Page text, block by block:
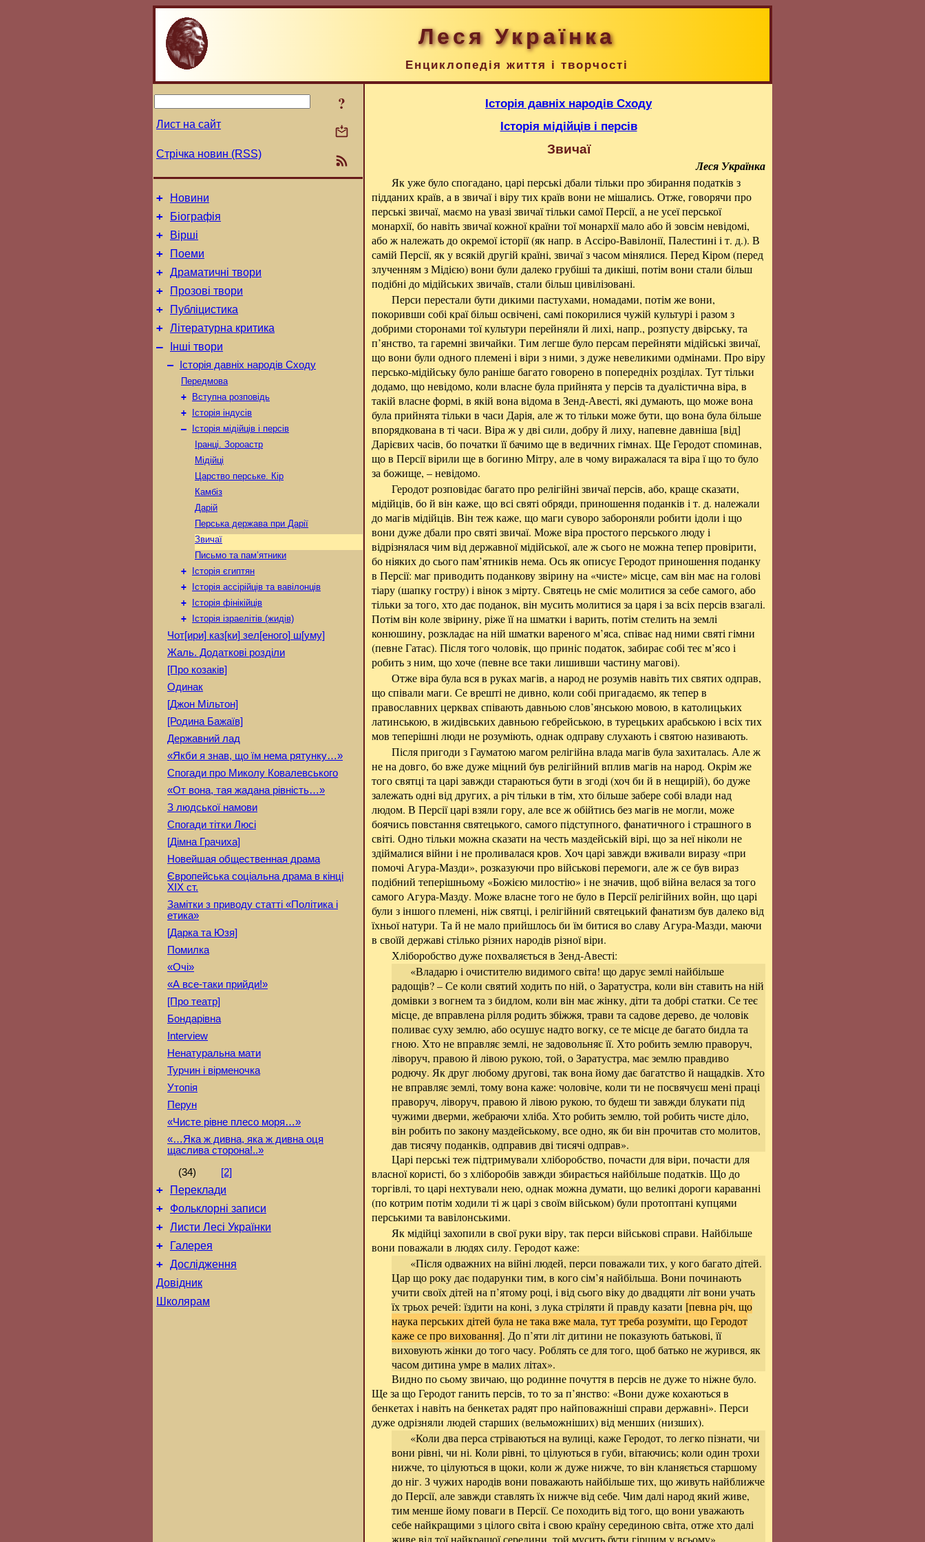
Леся Українка
Енциклопедія життя і творчості
?
Лист на сайт
Стрічка новин (RSS)
+ Новини
+ Біографія
+ Вірші
+ Поеми
+ Драматичні твори
+ Прозові твори
+ Публіцистика
+ Літературна критика
–
Інші твори
–
Історія давніх народів Сходу
Передмова
+
Вступна розповідь
+
Історія індусів
–
Історія мідійців і персів
Іранці. Зороастр
Мідійці
Царство перське. Кір
Камбіз
Дарій
Перська держава при Дарії
Звичаї
Письмо та пам’ятники
+
Історія єгиптян
+
Історія ассірійців та вавілонців
+
Історія фінікійців
+
Історія ізраелітів (жидів)
Чот[ири] каз[ки] зел[еного] ш[уму]
Жаль. Додаткові розділи
[Про козаків]
Одинак
[Джон Мільтон]
[Родина Бажаїв]
Державний лад
«Якби я знав, що їм нема рятунку…»
Спогади про Миколу Ковалевського
«От вона, тая жадана рівність…»
З людської намови
Спогади тітки Люсі
[Дімна Грачиха]
Новейшая общественная драма
Європейська соціальна драма в кінці
XIX ст.
Замітки з приводу статті «Політика і
етика»
[Дарка та Юзя]
Помилка
«Очі»
«А все-таки прийди!»
[Про театр]
Бондарівна
Interview
Ненатуральна мати
Турчин і вірменочка
Утопія
Перун
«Чисте рівне плесо моря…»
«…Яка ж дивна, яка ж дивна оця
щаслива сторона!..»
(34)
[2]
+ Переклади
+ Фольклорні записи
+ Листи Лесі Українки
+ Галерея
+ Дослідження
Довідник
Школярам
Історія давніх народів Сходу
Історія мідійців і персів
Звичаї
Леся Українка
Як уже було спогадано, царі перські дбали тільки про збирання податків з
підданих країв, а в звичаї і віру тих країв вони не мішались. Отже, говорячи про
перські звичаї, маємо на увазі звичаї тільки самої Персії, а не усеї перської
монархії, бо навіть звичаї кожної країни тої монархії мало або й зовсім невідомі,
або ж належать до окремої історії (як напр. в Ассіро-Вавілонії, Палестині і т. д.). В
самій Персії, як у всякій другій країні, звичаї з часом мінялися. Перед Кіром (перед
злученням з Мідією) вони були далеко грубіші та дикіші, потім вони стали більш
подібні до мідійських звичаїв, стали більш цивілізовані.
Перси перестали бути дикими пастухами, номадами, потім же вони,
покоривши собі краї більш освічені, самі покорилися чужій культурі і разом з
добрими сторонами тої культури перейняли й лихі, напр., розпусту двірську, та
п’янство, та гаремні звичайки. Тим легше було персам перейняти мідійські звичаї,
що вони були одного племені і віри з ними, з дуже невеликими одмінами. Про віру
персько-мідійську було раніше багато говорено в попередніх розділах. Тут тільки
додамо, що невідомо, коли власне була прийнята у персів та дуалістична віра, в
такій власне формі, в якій вона відома в Зенд-Авесті, які думають, що може вона
була прийнята тільки в часи Дарія, але ж то тільки може бути, що вона була більше
впорядкована в ті часи. Віра ж у дві сили, добру й лиху, напевне давніша [від]
Дарієвих часів, бо початки її бачимо ще в ведичних гімнах. Ще Геродот споминав,
що в Персії вірили ще в богиню Мітру, але в чому виражалася та віра ї що то було
за божище, – невідомо.
Геродот розповідає багато про релігійні звичаї персів, або, краще сказати,
мідійців, бо й він каже, що всі святі обряди, приношення поданків і т. д. належали
до магів мідійців. Він теж каже, що маги суворо забороняли робити ідоли і що
вони дуже дбали про святі звичаї. Може віра простого перського люду і
відрізнялася чим від державної мідійської, але ж сього не можна тепер провірити,
бо ніяких до сього пам’ятників нема. Ось як описує Геродот приношення поданку
в Персії: маг приводить поданкову звірину на «чисте» місце, сам він має на голові
тіару (шапку гостру) і вінок з мірту. Святець не сміє молитися за себе самого, або
тільки за того, хто дає поданок, він мусить молитися за царя і за всіх персів взагалі.
Потім він коле звірину, ріже її на шматки і варить, потім стелить на землі
конюшину, розкладає на ній шматки вареного м’яса, співає над ними святі гімни
(певне Гатас). Після того чоловік, що приніс податок, забирає собі теє м’ясо і
робить з ним, що хоче (певне все таки лишивши частину магові).
Отже віра була вся в руках магів, а народ не розумів навіть тих святих одправ,
що співали маги. Се врешті не дивно, коли собі пригадаємо, як тепер в
православних церквах співають давньою слов’янською мовою, в католицьких
латинською, в жидівських давньою гебрейською, в турецьких арабською і всіх тих
мов теперішні люди не розуміють, однак одправу слухають і святою називають.
Після пригоди з Гауматою магом релігійна влада магів була захиталась. Але ж
не на довго, бо вже дуже міцний був релігійний вплив магів на народ. Окрім же
того святці та царі завжди стараються бути в згоді (хоч би й в нещирій), бо дуже
залежать одні від других, а річ тільки в тім, хто більше забере собі влади над
людом. В Персії царі взяли гору, але все ж обійтись без магів не могли, може
боячись повстання святецького, самого підступного, фанатичного і страшного в
світі. Одно тільки можна сказати на честь маздейській вірі, що за неї ніколи не
здіймалися війни і не проливалася кров. Хоч царі завжди вживали виразу «при
помочі Агура-Мазди», розказуючи про військові перемоги, але ж се був вираз
подібний теперішньому «Божією милостію» і не значив, щоб війна велася за того
самого Aгypa-Мазду. Може власне того не було в Персії релігійних войн, що царі
були з іншого племені, ніж святці, і релігійний святецький фанатизм був далеко від
їхньої натури. Та й не мало прийшлось би їм битися во славу Агура-Мазди, маючи
в своїй державі стілько різних народів різної віри.
Хліборобство дуже похваляється в Зенд-Авесті:
«Владарю і очистителю видимого світа! що дарує землі найбільше
радощів? – Се коли святий ходить по ній, о Заратустра, коли він ставить на ній
домівки з вогнем та з бидлом, коли він має жінку, діти та добрі статки. Се теє
місце, де вправлена рілля родить збіжжя, трави та садове дерево, де чоловік
поливає суху землю, або осушує надто вогку, се те місце де багато бидла та
гною. Хто не вправляє землі, не задовольняє її. Хто робить землю праворуч,
ліворуч, правою й лівою рукою, той, о Заратустра, має землю правдиво
родючу. Як друг любому другові, так вона йому дає багатство й нащадків. Хто
не вправляє землі, тому вона каже: чоловіче, коли ти не посвячуєш мені праці
праворуч, ліворуч, правою й лівою рукою, то будеш ти завжди блукати під
чужими дверми, жебраючи хліба. Хто робить землю, той робить чисте діло,
він робить по закону маздейському, все одно, як би він прочитав сто молитов,
дав тисячу поданків, одправив дві тисячі одправ».
Царі перські теж підтримували хліборобство, почасти для віри, почасти для
власної користі, бо з хліборобів завжди збирається найбільше податків. Що до
торгівлі, то царі нехтували нею, однак можна думати, що великі дороги караванні
(по котрим потім ходили ті ж царі з своїм військом) були протоптані купцями
перськими та вавілонськими.
Як мідійці захопили в свої руки віру, так перси військові справи. Найбільше
вони поважали в людях силу. Геродот каже:
«Після одважних на війні людей, перси поважали тих, у кого багато дітей.
Цар що року дає подарунки тим, в кого сім’я найбільша. Вони починають
учити своїх дітей на п’ятому році, і від сього віку до двадцяти літ вони учать
їх трьох речей: їздити на коні, з лука стріляти й правду казати [певна річ, що
наука перських дітей була не така вже мала, тут треба розуміти, що Геродот
каже се про виховання]. До п’яти літ дитини не показують батькові, її
виховують жінки до того часу. Роблять се для того, щоб батько не журився, як
часом дитина умре в малих літах».
Видно по сьому звичаю, що родинне почуття в персів не дуже то ніжне було.
Ще за що Геродот ганить персів, то то за п’янство: «Вони дуже кохаються в
бенкетах і навіть на бенкетах радят про найповажніші справи державні». Перси
дуже одрізняли людей старших (вельможніших) від менших (низших).
«Коли два перса стріваються на вулиці, каже Геродот, то легко пізнати, чи
вони рівні, чи ні. Коли рівні, то цілуються в губи, вітаючись; коли один трохи
нижче, то цілуються в щоки, коли ж дуже нижче, то він кланяється старшому
до ніг. З чужих народів вони поважають найбільше тих, що живуть найближче
до Персії, але завжди ставлять їх нижче від себе. Чим далі народ який живе,
тим менше йому поваги в Персії. Се походить від того, що вони уважають
себе найкращими з цілого світа і свою країну серединою світа, отже хто далі
живе від тої найкращої середини, той мусить бути гіршим у всьому».